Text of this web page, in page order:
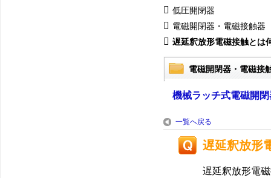
低圧開閉器
電磁開閉器・電磁接触器
遅延釈放形電磁接触とは
電磁開閉器・電磁接
機械ラッチ式電磁開閉
一覧へ戻る
遅延釈放形
遅延釈放形電